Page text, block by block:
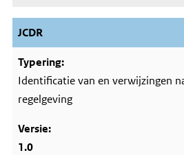
JCDR
Identificatie van en verwijzingen
regelgeving
1.0